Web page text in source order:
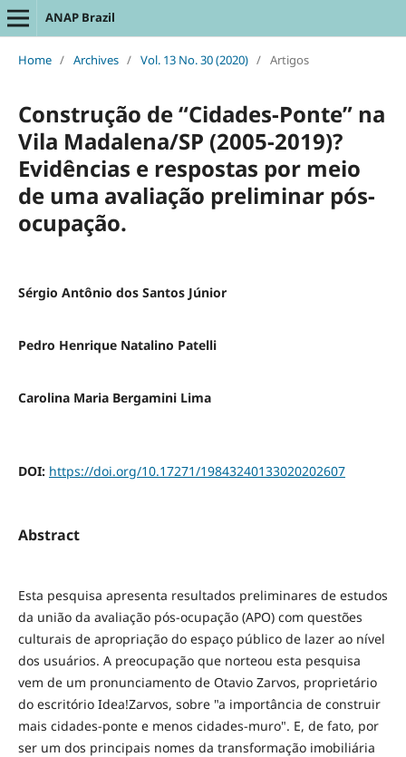
ANAP Brazil
Home / Archives / Vol. 13 No. 30 (2020) / Artigos
Construção de “Cidades-Ponte” na
Vila Madalena/SP (2005-2019)?
Evidências e respostas por meio
de uma avaliação preliminar pós-
ocupação.
Sérgio Antônio dos Santos Júnior
Pedro Henrique Natalino Patelli
Carolina Maria Bergamini Lima
DOI: https://doi.org/10.17271/19843240133020202607
Abstract
Esta pesquisa apresenta resultados preliminares de estudos
da união da avaliação pós-ocupação (APO) com questões
culturais de apropriação do espaço público de lazer ao nível
dos usuários. A preocupação que norteou esta pesquisa
vem de um pronunciamento de Otavio Zarvos, proprietário
do escritório Idea!Zarvos, sobre "a importância de construir
mais cidades-ponte e menos cidades-muro". E, de fato, por
ser um dos principais nomes da transformação imobiliária